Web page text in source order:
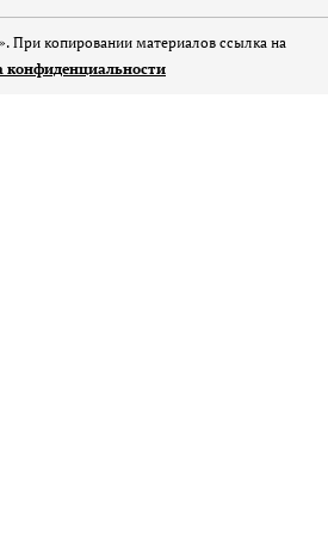
При копировании материалов ссылка на
конфиденциальности